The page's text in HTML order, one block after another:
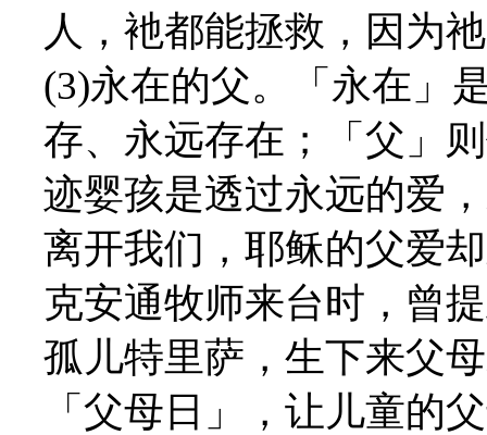
人，衪都能拯救，因为
(3)永在的父。「永在」
存、永远存在；「父」
迹婴孩是透过永远的爱
离开我们，耶稣的父爱
克安通牧师来台时，曾
孤儿特里萨，生下来父
「父母日」，让儿童的